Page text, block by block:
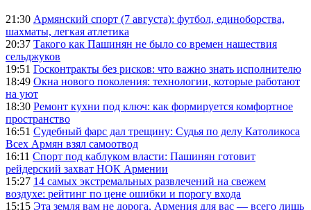
21:30 Армянский спорт (7 августа): футбол, единоборства,
шахматы, легкая атлетика
20:37 Такого как Пашинян не было со времен нашествия
сельджуков
19:51 Госконтракты без рисков: что важно знать исполнителю
18:49 Окна нового поколения: технологии, которые работают
на уют
18:30 Ремонт кухни под ключ: как формируется комфортное
пространство
16:51 Судебный фарс дал трещину: Судья по делу Католикоса
Всех Армян взял самоотвод
16:11 Спорт под каблуком власти: Пашинян готовит
рейдерский захват НОК Армении
15:27 14 самых экстремальных развлечений на свежем
воздухе: рейтинг по цене ошибки и порогу входа
15:15 Эта земля вам не дорога, Армения для вас — всего лишь